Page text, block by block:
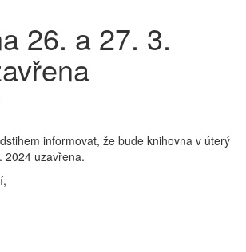
26. a 27. 3.
informovat, že bude knihovna v úterý
2024 uzavřena.